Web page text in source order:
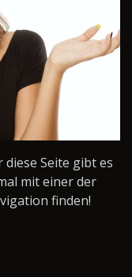
Seite gibt es
mit einer der
finden!